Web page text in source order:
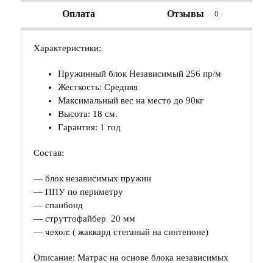
Оплата Отзывы 0
Характеристики:
Пружинный блок Независимый 256 пр/м
Жесткость: Средняя
Максимальный вес на место до 90кг
Высота: 18 см.
Гарантия: 1 год
Состав:
— блок независимых пружин
— ППУ по периметру
— спанбонд
— струттофайбер 20 мм
— чехол: ( жаккард стеганый на синтепоне)
Описание: Матрас на основе блока независимых